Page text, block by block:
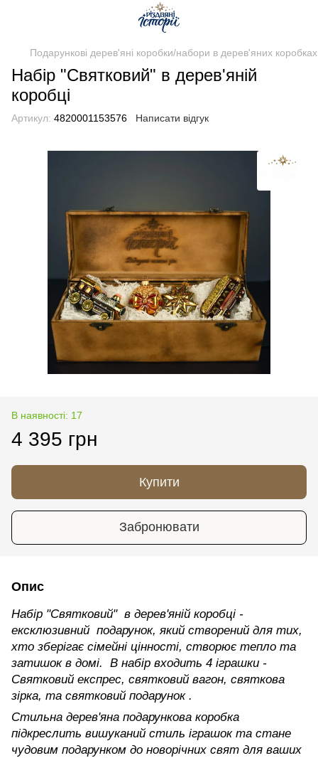
Подарункові дерев'яні коробки/набори в дерев'яних коробках
Набір "Святковий" в дерев'яній
коробці
Артикул: 4820001153576 Написати відгук
В наявності: 17
4 395 грн
Купити
Забронювати
Опис
Набір "Святковий" в дерев'яній коробці -
ексклюзивний подарунок, який створений для тих,
хто зберігає сімейні цінності, створює тепло та
затишок в домі. В набір входить 4 іграшки -
Святковий експрес, святковий вагон, святкова
зірка, та святковий подарунок .
Стильна дерев'яна подарункова коробка
підкреслить вишуканий стиль іграшок та стане
чудовим подарунком до новорічних свят для ваших